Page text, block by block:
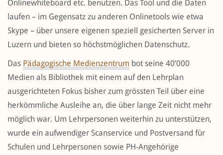
Onlinewhiteboard etc. benutzen. Das Tool und die Daten
laufen – im Gegensatz zu anderen Onlinetools wie etwa
Skype – über unsere eigenen speziell gesicherten Server in
Luzern und bieten so höchstmöglichen Datenschutz.
Das Pädagogische Medienzentrum bot seine 40’000
Medien als Bibliothek mit einem auf den Lehrplan
ausgerichteten Fokus bisher zum grössten Teil über eine
herkömmliche Ausleihe an, die über lange Zeit nicht mehr
möglich war. Um Lehrpersonen weiterhin zu unterstützen,
wurde ein aufwendiger Scanservice und Postversand für
Schulen und Lehrpersonen sowie PH-Angehörige